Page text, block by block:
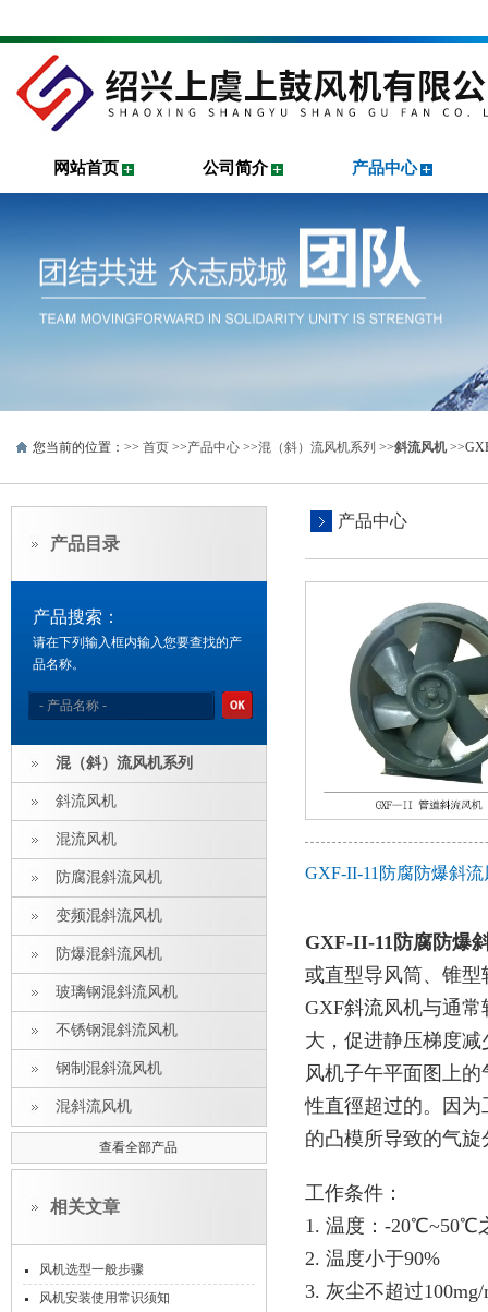
网站首页 公司简介 产品中心
您当前的位置：>> 首页 >>产品中心 >>混（斜）流风机系列 >>斜流风机
产品目录
产品搜索：
请在下列输入框内输入您要查找的产
品名称。
混（斜）流风机系列
斜流风机
混流风机
防腐混斜流风机
变频混斜流风机
防爆混斜流风机
玻璃钢混斜流风机
不锈钢混斜流风机
钢制混斜流风机
混斜流风机
查看全部产品
相关文章
风机选型一般步骤
风机安装使用常识须知
产品中心
GXF-II-11防腐防爆斜
GXF-II-11防腐防爆
或直型导风筒、锥
GXF斜流风机与通
大，促进静压梯度
风机子午平面图上
性直徑超过的。因
的凸模所导致的气
工作条件：
1. 温度：-20℃~50℃
2. 温度小于90%
3. 灰尘不超过100mg/